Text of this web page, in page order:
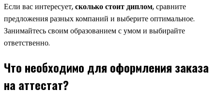
Если вас интересует,сколько стоит диплом, сравните
предложения разных компаний и выберите оптимальное.
Занимайтесь своим образованием с умом и выбирайте
ответственно.
Что необходимо для оформления заказа
на аттестат?